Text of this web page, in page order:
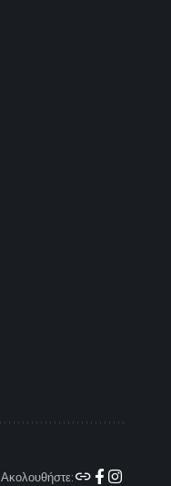
Ακολουθήστε: